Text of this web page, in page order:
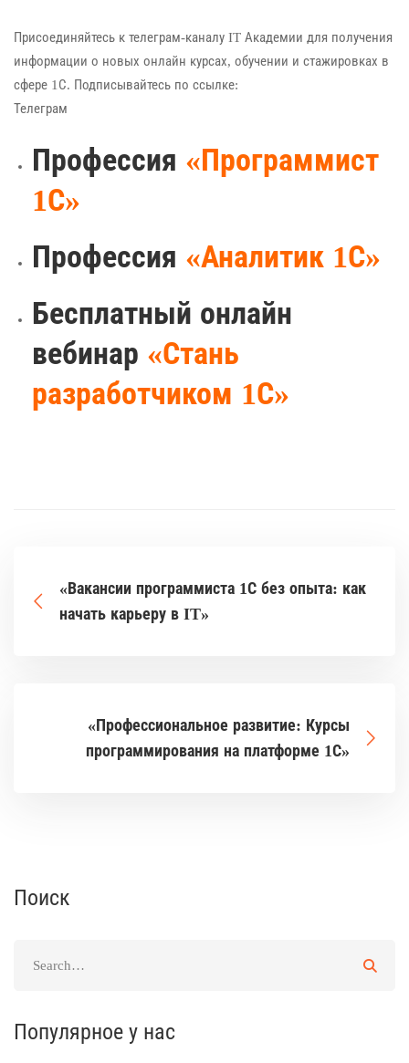
Присоединяйтесь к телеграм-каналу IT Академии для получения
информации о новых онлайн курсах, обучении и стажировках в
сфере 1С. Подписывайтесь по ссылке:
Телеграм
Профессия «Программист
1С»
Профессия «Аналитик 1С»
Бесплатный онлайн
вебинар «Стань
разработчиком 1С»
«Вакансии программиста 1С без опыта: как
начать карьеру в IT»
«Профессиональное развитие: Курсы
программирования на платформе 1С»
Поиск
Популярное у нас